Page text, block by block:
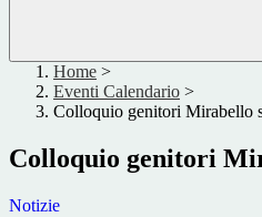
Home >
Eventi Calendario >
Colloquio genitori Mirabello
Colloquio genitori
Notizie